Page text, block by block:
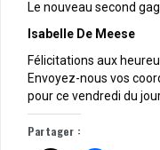
Le nouveau second
Isabelle De Meese
Félicitations aux
Envoyez-nous vos
pour ce vendredi du
Partager :